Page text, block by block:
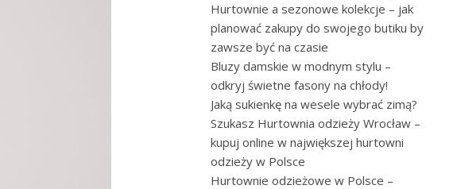
Hurtownie a sezonowe kolekcje – jak
planować zakupy do swojego butiku by
zawsze być na czasie
Bluzy damskie w modnym stylu –
odkryj świetne fasony na chłody!
Jaką sukienkę na wesele wybrać zimą?
Szukasz Hurtownia odzieży Wrocław –
kupuj online w największej hurtowni
odzieży w Polsce
Hurtownie odzieżowe w Polsce –